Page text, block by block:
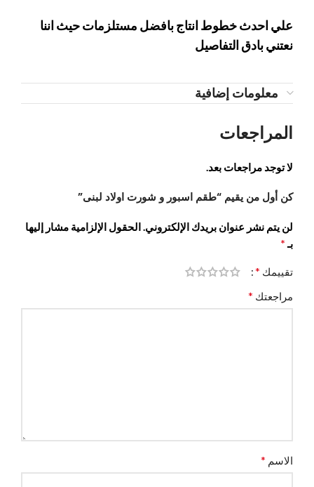
علي احدث خطوط انتاج بافضل مستلزمات حيث اننا
نعتني بادق التفاصيل
معلومات إضافية
المراجعات
لا توجد مراجعات بعد.
كن أول من يقيم “طقم اسبور و شورت اولاد لبنى”
لن يتم نشر عنوان بريدك الإلكتروني.الحقول الإلزامية مشار إليها
بـ*
تقييمك *
مراجعتك *
الاسم *